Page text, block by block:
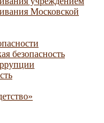
Московской
безопасность